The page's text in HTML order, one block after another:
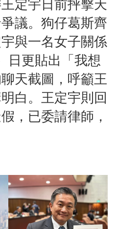
定宇日前抨擊天
議。狗仔葛斯齊
與一名女子關係
日更貼出「我想
天截圖，呼籲王
白。王定宇則回
，已委請律師，